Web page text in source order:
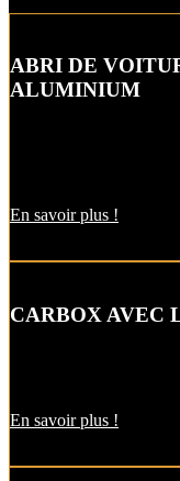
ABRI DE
ALUMINIUM
En savoir plus !
CARBOX AVEC
En savoir plus !